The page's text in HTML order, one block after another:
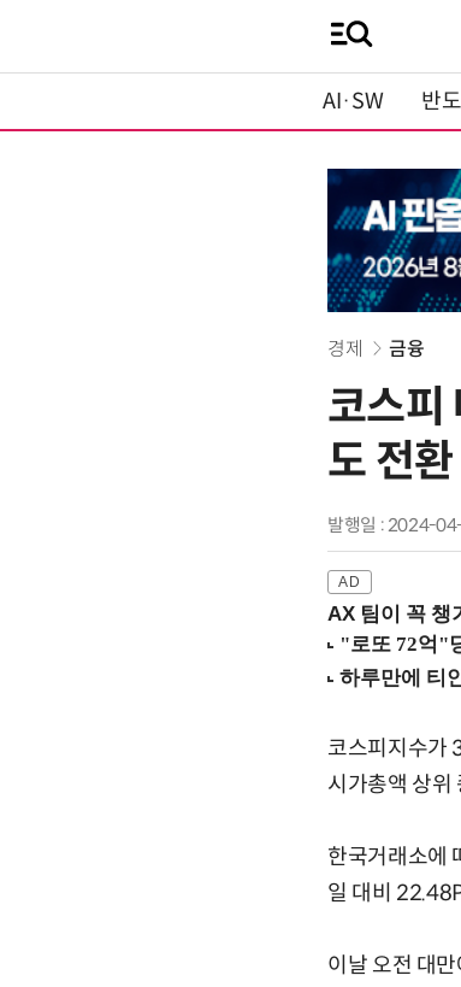
AI·SW 반도
경제 금융
코스피
도 전환
발행일 : 2024-
AX 팀이 꼭 챙
코스피지수가
시가총액 상위
한국거래소에
일 대비
이날 오전 대